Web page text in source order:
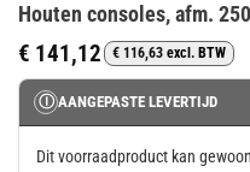
Houten consoles, afm.
€ 141,12 € 116,63 excl. BTW
Ⓘ AANGEPASTE LEVERTIJD
Dit voorraadproduct kan